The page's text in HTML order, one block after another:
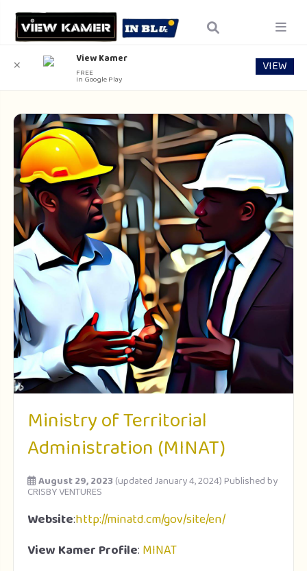
Ministry of Territorial
Administration (MINAT)
August 29, 2023 (updated January 4, 2024)Published by
CRISBY VENTURES
Website:http://minatd.cm/gov/site/en/
View Kamer Profile: MINAT
✕ View Kamer
FREE
In Google Play
VIEW